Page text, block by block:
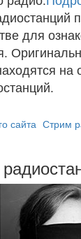
для
сайта Стрим